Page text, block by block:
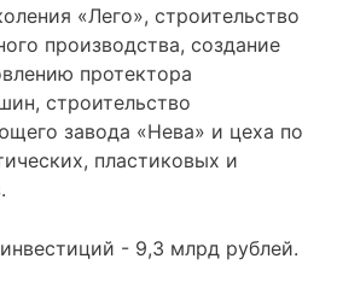
«Лего», строительство
производства, создание
протектора
строительство
завода «Нева» и цеха по
пластиковых и
- 9,3 млрд рублей.